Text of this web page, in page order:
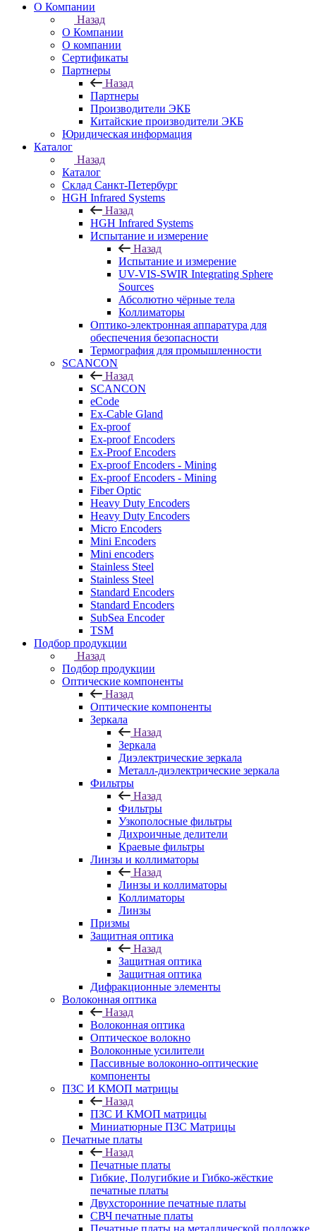
О Компании
Назад
О Компании
О компании
Сертификаты
Партнеры
Назад
Партнеры
Производители ЭКБ
Китайские производители ЭКБ
Юридическая информация
Каталог
Назад
Каталог
Cклад Санкт-Петербург
HGH Infrared Systems
Назад
HGH Infrared Systems
Испытание и измерение
Назад
Испытание и измерение
UV-VIS-SWIR Integrating Sphere
Sources
Абсолютно чёрные тела
Коллиматоры
Оптико-электронная аппаратура для
обеспечения безопасности
Термография для промышленности
SCANCON
Назад
SCANCON
eCode
Ex-Cable Gland
Ex-proof
Ex-proof Encoders
Ex-Proof Encoders
Ex-proof Encoders - Mining
Ex-proof Encoders - Mining
Fiber Optic
Heavy Duty Encoders
Heavy Duty Encoders
Micro Encoders
Mini Encoders
Mini encoders
Stainless Steel
Stainless Steel
Standard Encoders
Standard Encoders
SubSea Encoder
TSM
Подбор продукции
Назад
Подбор продукции
Оптические компоненты
Назад
Оптические компоненты
Зеркала
Назад
Зеркала
Диэлектрические зеркала
Металл-диэлектрические зеркала
Фильтры
Назад
Фильтры
Узкополосные фильтры
Дихроичные делители
Краевые фильтры
Линзы и коллиматоры
Назад
Линзы и коллиматоры
Коллиматоры
Линзы
Призмы
Защитная оптика
Назад
Защитная оптика
Защитная оптика
Дифракционные элементы
Волоконная оптика
Назад
Волоконная оптика
Оптическое волокно
Волоконные усилители
Пассивные волоконно-оптические
компоненты
ПЗС И КМОП матрицы
Назад
ПЗС И КМОП матрицы
Миниатюрные ПЗС Матрицы
Печатные платы
Назад
Печатные платы
Гибкие, Полугибкие и Гибко-жёсткие
печатные платы
Двухсторонние печатные платы
СВЧ печатные платы
Печатные платы на металлической подложке